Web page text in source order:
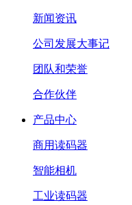
新闻资讯
公司发展大事记
团队和荣誉
合作伙伴
产品中心
商用读码器
智能相机
工业读码器